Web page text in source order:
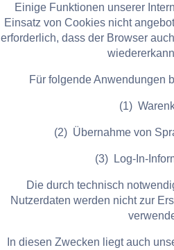
Einige Funktionen unserer
Einsatz von Cookies nicht
erforderlich, dass der Browser
Für folgende Anwendungen
(1)
(2) Übernahme von
(3) Log-In-
Die durch technisch
Nutzerdaten werden nicht zur
In diesen Zwecken liegt auch